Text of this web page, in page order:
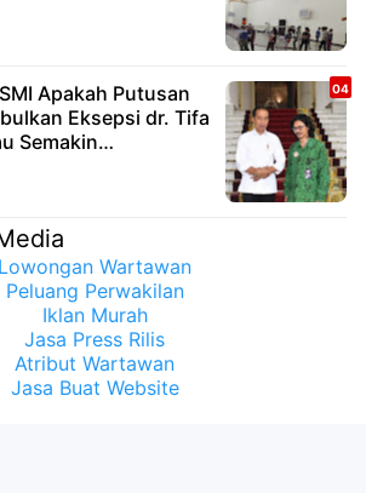
Apakah Putusan
Eksepsi dr. Tifa
Semakin
Bahwa Ijazah
Lowongan Wartawan
Peluang Perwakilan
Iklan Murah
Jasa Press Rilis
Atribut Wartawan
Jasa Buat Website